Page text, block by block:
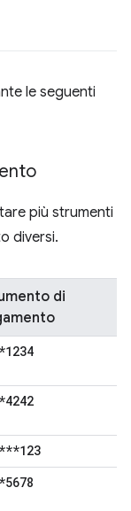
le seguenti
più strumenti
diversi.
di